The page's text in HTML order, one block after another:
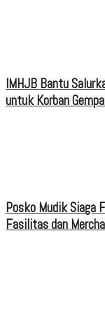
IMHJB Bantu
untuk Korban
Posko Mudik Siaga
Fasilitas dan